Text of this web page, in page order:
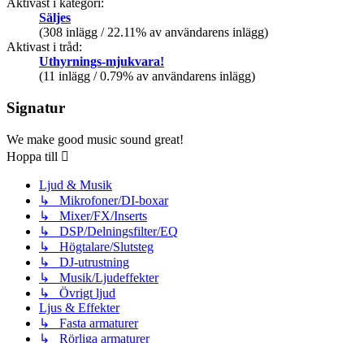
Aktivast i kategori:
Säljes
(308 inlägg / 22.11% av användarens inlägg)
Aktivast i tråd:
Uthyrnings-mjukvara!
(11 inlägg / 0.79% av användarens inlägg)
Signatur
We make good music sound great!
Hoppa till
Ljud & Musik
↳ Mikrofoner/DI-boxar
↳ Mixer/FX/Inserts
↳ DSP/Delningsfilter/EQ
↳ Högtalare/Slutsteg
↳ DJ-utrustning
↳ Musik/Ljudeffekter
↳ Övrigt ljud
Ljus & Effekter
↳ Fasta armaturer
↳ Rörliga armaturer